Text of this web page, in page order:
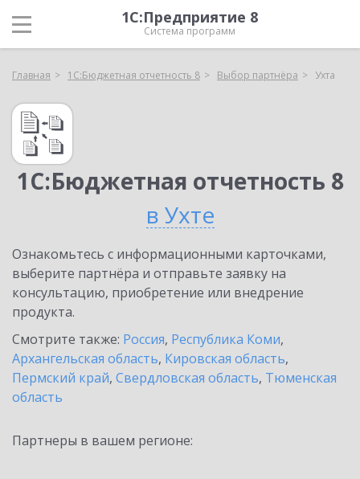
1С:Предприятие 8
Система программ
Главная 1С:Бюджетная отчетность 8 Выбор партнёра Ухта
1С:Бюджетная отчетность 8
в Ухте
Ознакомьтесь с информационными карточками,
выберите партнёра и отправьте заявку на
консультацию, приобретение или внедрение
продукта.
Смотрите также: Россия, Республика Коми,
Архангельская область, Кировская область,
Пермский край, Свердловская область, Тюменская
область
Партнеры в вашем регионе: